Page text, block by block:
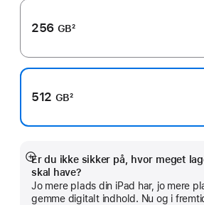
256 GB2
512 GB2
Er du ikke sikker på, hvor meget
skal have?
Jo mere plads din iPad har, jo mere
gemme digitalt indhold. Nu og i
Vis
mere